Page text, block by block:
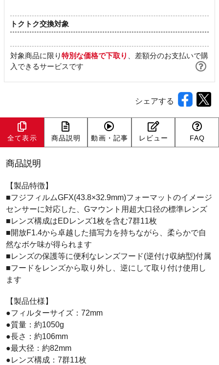
トクトク交換対象
対象商品に限り特別な価格で下取り 、差額分のお支払いで購
入できるサービスです
シェアする
全て表示 商品説明 動画・記事 レビュー FAQ
商品説明
【製品特徴】
■フジフィルムGFX(43.8×32.9mm)フォーマットのイメージ
センサーに対応した、Gマウント用超大口径の標準レンズ
■レンズ構成はEDレンズ1枚を含む7群11枚
■開放F1.4から卓越した描写力を持ちながら、柔らかで自
然なボケ味が得られます
■レンズの保護等に便利なレンズフード(逆付け収納型)付属
■フードをレンズから取り外し、逆にして取り付け使用し
ます
【製品仕様】
●フィルターサイズ：72mm
●質量：約1050g
●長さ：約106mm
●最大径：約82mm
●レンズ構成：7群11枚